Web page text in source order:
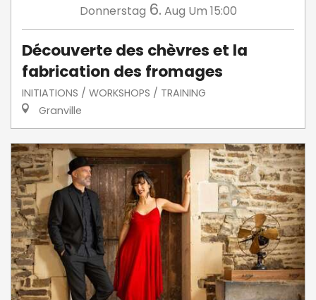
Donnerstag 6. Aug Um 15:00
Découverte des chèvres et la
fabrication des fromages
INITIATIONS / WORKSHOPS / TRAINING
Granville